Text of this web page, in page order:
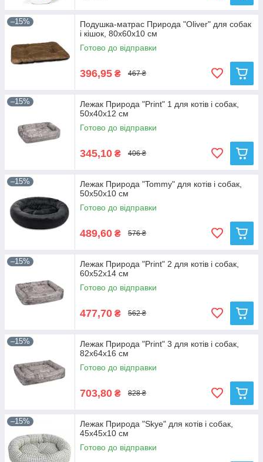
–15%
Подушка-матрас Природа "Oliver" для собак
і кішок, 80х60х10 см
Готово до відправки
396,95 ₴ 467 ₴
–15%
Лежак Природа "Print" 1 для котів і собак,
50х40х12 см
Готово до відправки
345,10 ₴ 406 ₴
–15%
Лежак Природа "Tommy" для котів і собак,
50х50х10 см
Готово до відправки
489,60 ₴ 576 ₴
–15%
Лежак Природа "Print" 2 для котів і собак,
60х52х14 см
Готово до відправки
477,70 ₴ 562 ₴
–15%
Лежак Природа "Print" 3 для котів і собак,
82х64х16 см
Готово до відправки
703,80 ₴ 828 ₴
–15%
Лежак Природа "Skye" для котів і собак,
45х45х10 см
Готово до відправки